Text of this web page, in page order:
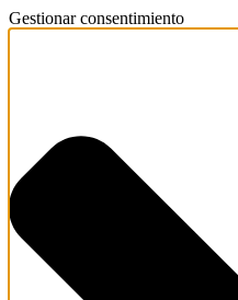
Gestionar consentimiento